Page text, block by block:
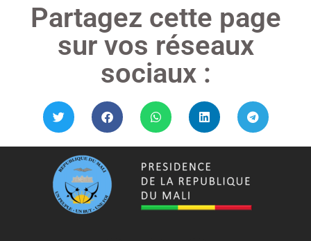
Partagez cette page
sur vos réseaux
sociaux :